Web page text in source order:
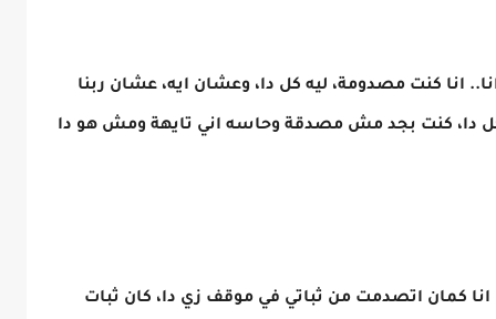
انا كنت مصدومة، ليه كل دا، وعشان ايه، عشان ربنا
دا، كنت بجد مش مصدقة وحاسه اني تايهة ومش هو دا
كمان اتصدمت من ثباتي في موقف زي دا، كان ثبات